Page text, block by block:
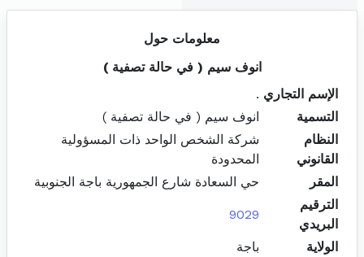
معلومات حول
انوف سيم ( في حالة تصفية )
الإسم التجاري .
التسمية
انوف سيم ( في حالة تصفية )
النظام
القانوني
شركة الشخص الواحد ذات المسؤولية
المحدودة
المقر
حي السعادة شارع الجمهورية باجة الجنوبية
الترقيم
البريدي
9029
الولاية باجة